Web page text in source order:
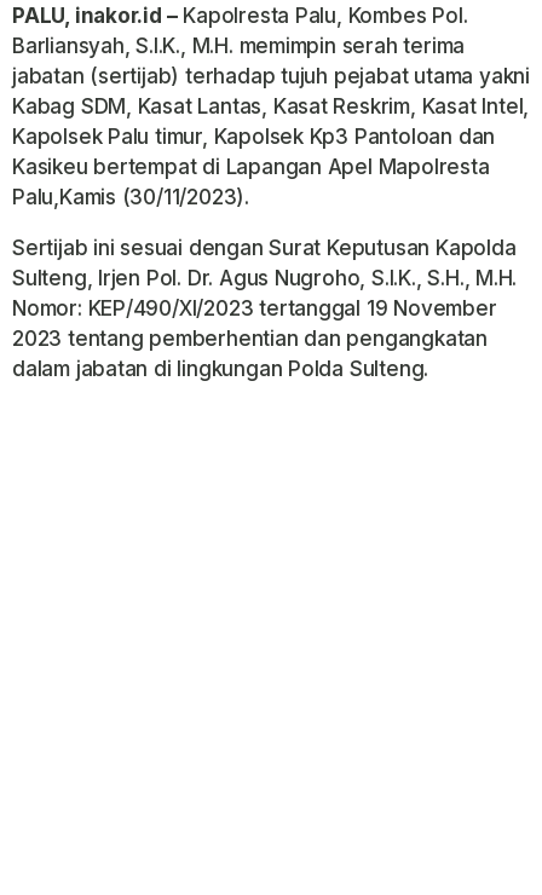
PALU, inakor.id –Kapolresta Palu, Kombes Pol.
Barliansyah, S.I.K., M.H. memimpin serah terima
jabatan (sertijab) terhadap tujuh pejabat utama yakni
Kabag SDM, Kasat Lantas, Kasat Reskrim, Kasat Intel,
Kapolsek Palu timur, Kapolsek Kp3 Pantoloan dan
Kasikeu bertempat di Lapangan Apel Mapolresta
Palu,Kamis (30/11/2023).
Sertijab ini sesuai dengan Surat Keputusan Kapolda
Sulteng, Irjen Pol. Dr. Agus Nugroho, S.I.K., S.H., M.H.
Nomor: KEP/490/Xl/2023 tertanggal 19 November
2023 tentang pemberhentian dan pengangkatan
dalam jabatan di lingkungan Polda Sulteng.